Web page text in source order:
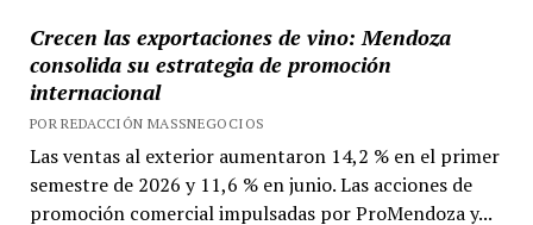
Crecen las exportaciones de vino: Mendoza
consolida su estrategia de promoción
internacional
POR REDACCIÓN MASSNEGOCIOS
Las ventas al exterior aumentaron 14,2 % en el primer
semestre de 2026 y 11,6 % en junio. Las acciones de
promoción comercial impulsadas por ProMendoza y...